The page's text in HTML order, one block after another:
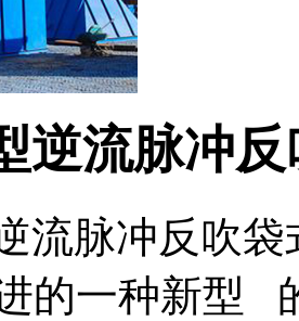
逆流脉冲
流脉冲反吹
的一种新型